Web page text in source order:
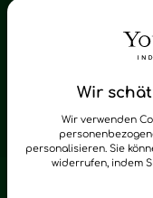
Wir
Wir verwenden
personalisieren. Sie
widerrufen, indem
Young
zum